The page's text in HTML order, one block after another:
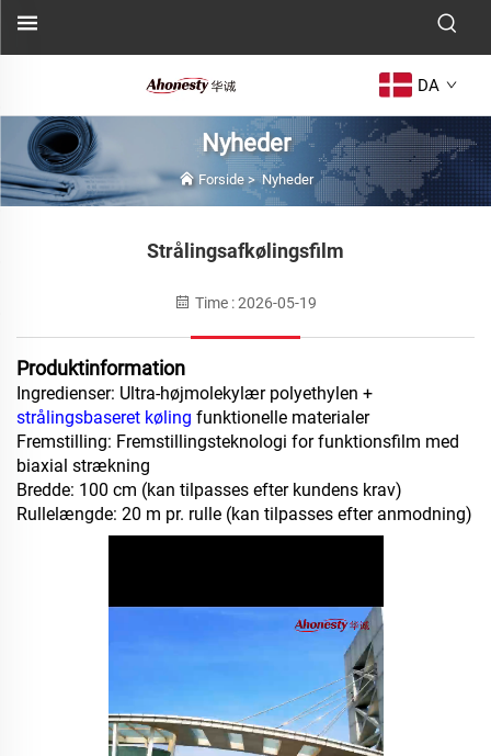
DA
Nyheder
Forside>Nyheder
Strålingsafkølingsfilm
Time : 2026-05-19
Produktinformation
Ingredienser: Ultra-højmolekylær polyethylen +
strålingsbaseret køling funktionelle materialer
Fremstilling: Fremstillingsteknologi for funktionsfilm med
biaxial strækning
Bredde: 100 cm (kan tilpasses efter kundens krav)
Rullelængde: 20 m pr. rulle (kan tilpasses efter anmodning)